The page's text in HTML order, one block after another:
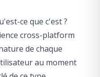
ce que c'est ?
cross-platform
de chaque
au moment